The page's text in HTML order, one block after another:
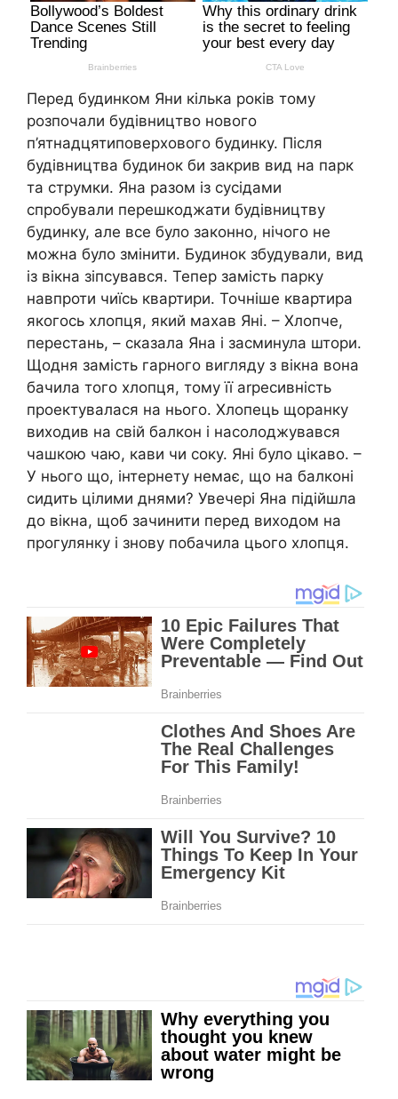
Перед будинком Яни кілька років тому
розпочали будівництво нового
п’ятнадцятиповерхового будинку. Після
будівництва будинок би закрив вид на парк
та струмки. Яна разом із сусідами
спробували перешкоджати будівництву
будинку, але все було законно, нічого не
можна було змінити. Будинок збудували, вид
із вікна зіпсувався. Тепер замість парку
навпроти чиїсь квартири. Точніше квартира
якогось хлопця, який махав Яні. – Хлопче,
перестань, – сказала Яна і засминула штори.
Щодня замість гарного вигляду з вікна вона
бачила того хлопця, тому її аrресивність
проектувалася на нього. Хлопець щоранку
виходив на свій балкон і насолоджувався
чашкою чаю, кави чи соку. Яні було цікаво. –
У нього що, інтернету немає, що на балконі
сидить цілими днями? Увечері Яна підійшла
до вікна, щоб зачинити перед виходом на
прогулянку і знову побачила цього хлопця.